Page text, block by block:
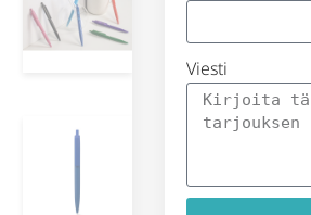
Viesti